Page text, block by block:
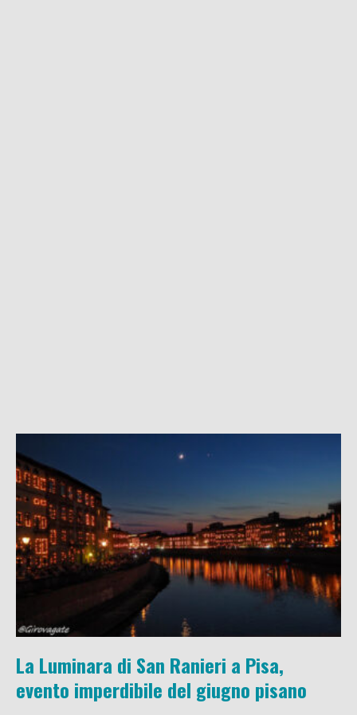
La Luminara di San Ranieri a Pisa,
evento imperdibile del giugno pisano